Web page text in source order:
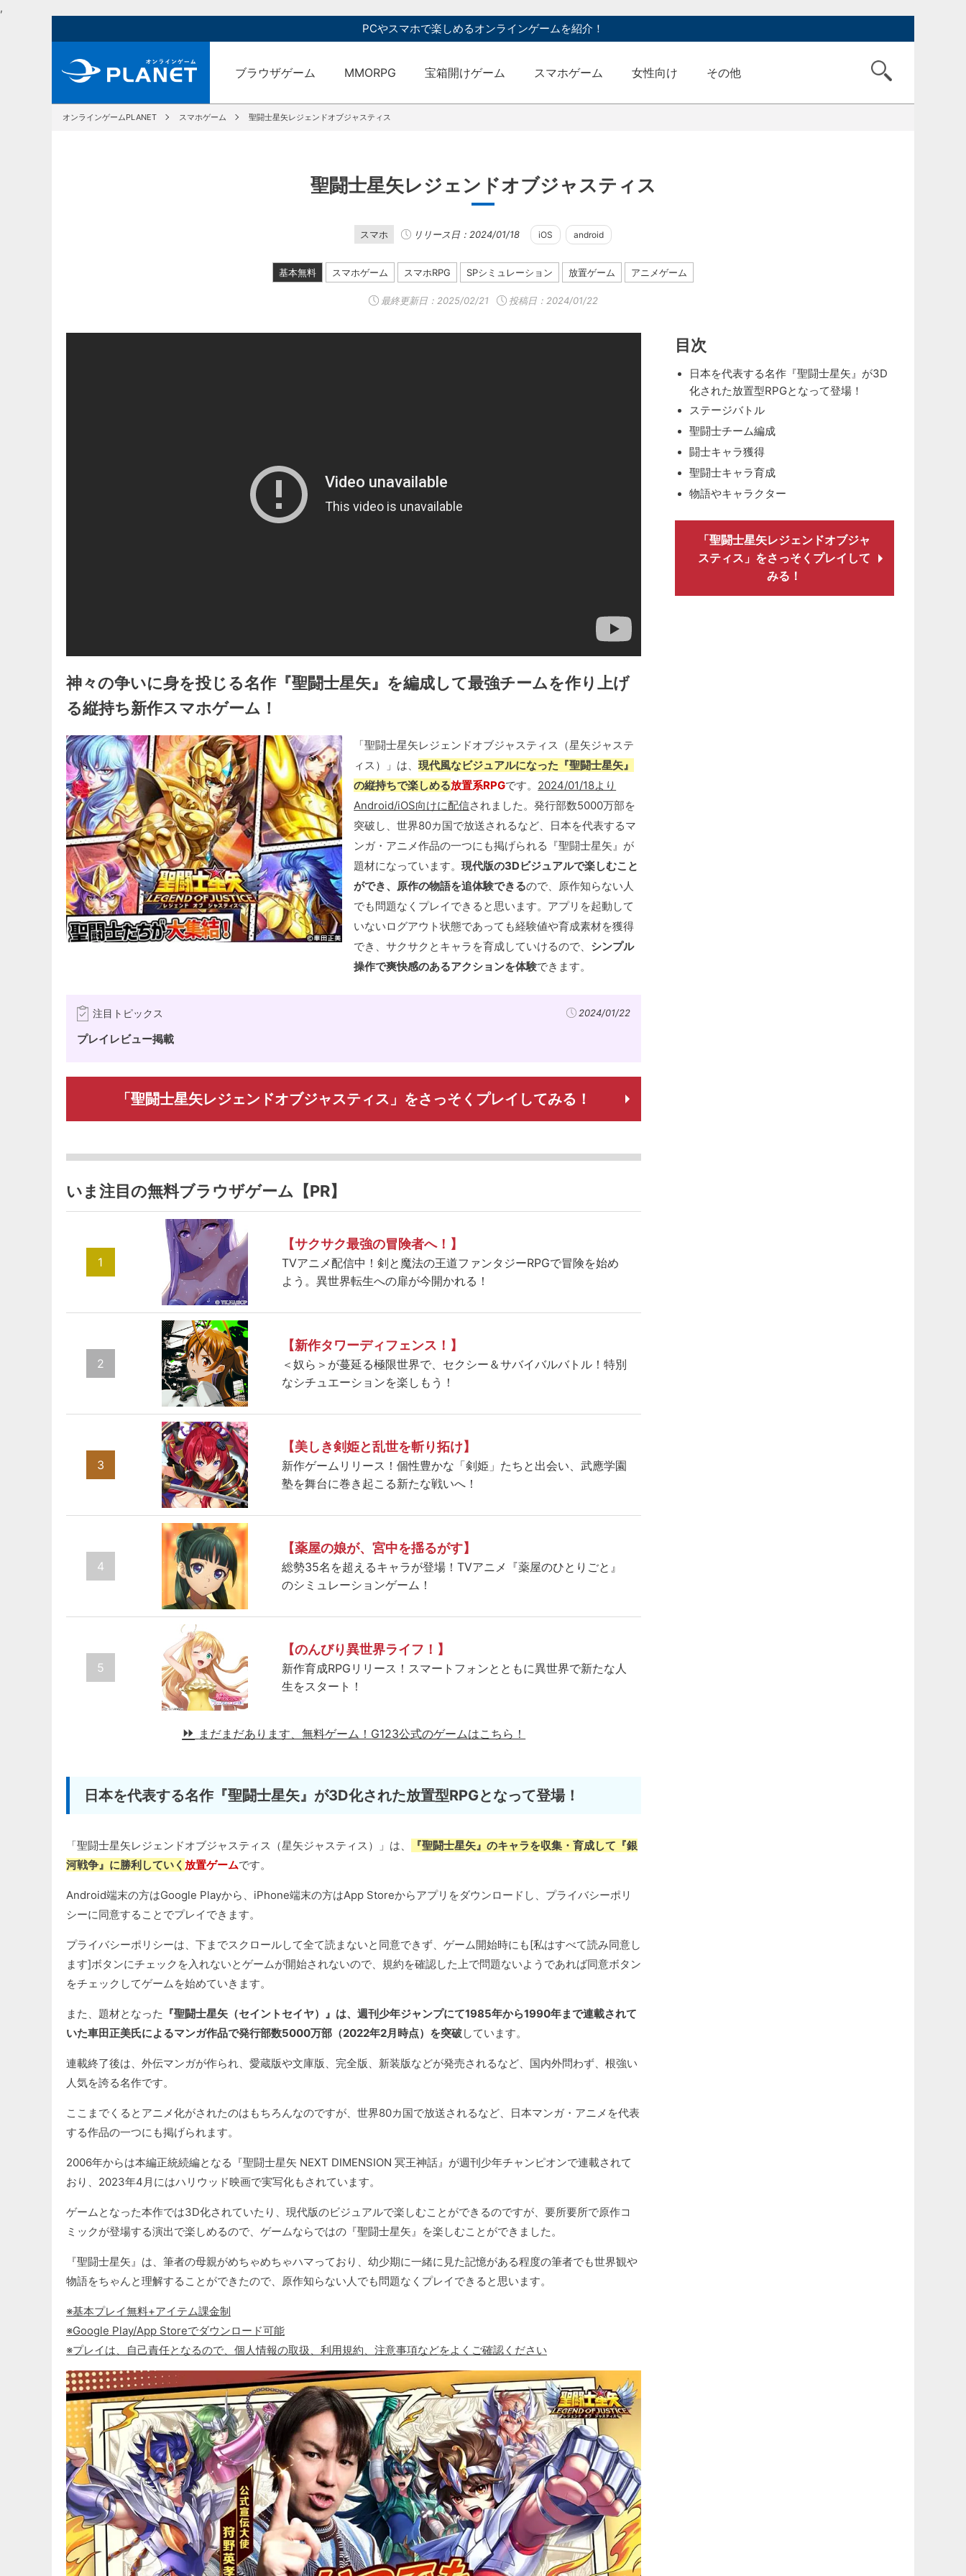
,
PCやスマホで楽しめるオンラインゲームを紹介！
ブラウザゲーム MMORPG 宝箱開けゲーム スマホゲーム 女性向け その他
オンラインゲームPLANET スマホゲーム 聖闘士星矢レジェンドオブジャスティス
聖闘士星矢レジェンドオブジャスティス
スマホ リリース日：2024/01/18 iOS android
基本無料 スマホゲーム スマホRPG SPシミュレーション 放置ゲーム アニメゲーム
最終更新日： 2025/02/21 投稿日：2024/01/22
神々の争いに身を投じる名作『聖闘士星矢』を編成して最強チームを作り上げ
る縦持ち新作スマホゲーム！
「聖闘士星矢レジェンドオブジャスティス（星矢ジャステ
ィス）」は、現代風なビジュアルになった『聖闘士星矢』
の縦持ちで楽しめる放置系RPGです。 2024/01/18より
Android/iOS向けに配信されました。発行部数5000万部を
突破し、世界80カ国で放送されるなど、日本を代表するマ
ンガ・アニメ作品の一つにも掲げられる『聖闘士星矢』が
題材になっています。現代版の3Dビジュアルで楽しむこと
ができ、原作の物語を追体験できるので、原作知らない人
でも問題なくプレイできると思います。アプリを起動して
いないログアウト状態であっても経験値や育成素材を獲得
でき、サクサクとキャラを育成していけるので、 シンプル
操作で爽快感のあるアクションを体験できます。
注目トピックス 2024/01/22
プレイレビュー掲載
「聖闘士星矢レジェンドオブジャスティス」をさっそくプレイしてみる！
いま注目の無料ブラウザゲーム【PR】
1
【サクサク最強の冒険者へ！】
TVアニメ配信中！剣と魔法の王道ファンタジーRPGで冒険を始め
よう。異世界転生への扉が今開かれる！
2
【新作タワーディフェンス！】
＜奴ら＞が蔓延る極限世界で、セクシー＆サバイバルバトル！特別
なシチュエーションを楽しもう！
3
【美しき剣姫と乱世を斬り拓け】
新作ゲームリリース！個性豊かな「剣姫」たちと出会い、武應学園
塾を舞台に巻き起こる新たな戦いへ！
4
【薬屋の娘が、宮中を揺るがす】
総勢35名を超えるキャラが登場！TVアニメ『薬屋のひとりごと』
のシミュレーションゲーム！
5
【のんびり異世界ライフ！】
新作育成RPGリリース！スマートフォンとともに異世界で新たな人
生をスタート！
まだまだあります、無料ゲーム！ G123公式のゲームはこちら！
日本を代表する名作『聖闘士星矢』が3D化された放置型RPGとなって登場！
「聖闘士星矢レジェンドオブジャスティス（星矢ジャスティス）」は、
『聖闘士星矢』のキャラを収集・育成して『銀
河戦争』に勝利していく 放置ゲームです。
Android端末の方はGoogle Playから、iPhone端末の方はApp Storeからアプリをダウンロードし、プライバシーポリ
シーに同意することでプレイできます。
プライバシーポリシーは、下までスクロールして全て読まないと同意できず、ゲーム開始時にも[私はすべて読み同意し
ます]ボタンにチェックを入れないとゲームが開始されないので、規約を確認した上で問題ないようであれば同意ボタン
をチェックしてゲームを始めていきます。
また、題材となった 『聖闘士星矢（セイントセイヤ）』は、週刊少年ジャンプにて1985年から1990年まで連載されて
いた車田正美氏によるマンガ作品で発行部数5000万部（2022年2月時点）を突破しています。
連載終了後は、外伝マンガが作られ、愛蔵版や文庫版、完全版、新装版などが発売されるなど、国内外問わず、根強い
人気を誇る名作です。
ここまでくるとアニメ化がされたのはもちろんなのですが、世界80カ国で放送されるなど、日本マンガ・アニメを代表
する作品の一つにも掲げられます。
2006年からは本編正統続編となる『聖闘士星矢 NEXT DIMENSION 冥王神話』が週刊少年チャンピオンで連載されて
おり、2023年4月にはハリウッド映画で実写化もされています。
ゲームとなった本作では3D化されていたり、現代版のビジュアルで楽しむことができるのですが、要所要所で原作コ
ミックが登場する演出で楽しめるので、ゲームならではの『聖闘士星矢』を楽しむことができました。
『聖闘士星矢』は、筆者の母親がめちゃめちゃハマっており、幼少期に一緒に見た記憶がある程度の筆者でも世界観や
物語をちゃんと理解することができたので、原作知らない人でも問題なくプレイできると思います。
※基本プレイ無料+アイテム課金制
※Google Play/App Storeでダウンロード可能
※プレイは、自己責任となるので、個人情報の取扱、利用規約、注意事項などをよくご確認ください
目次
日本を代表する名作『聖闘士星矢』が3D
化された放置型RPGとなって登場！
ステージバトル
聖闘士チーム編成
闘士キャラ獲得
聖闘士キャラ育成
物語やキャラクター
「聖闘士星矢レジェンドオブジャ
スティス」をさっそくプレイして
みる！